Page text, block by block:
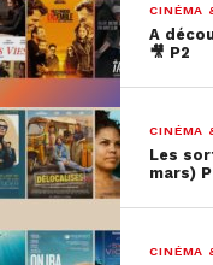
CINÉMA
A
🎥 P2
CINÉMA
Les
mars)
CINÉMA